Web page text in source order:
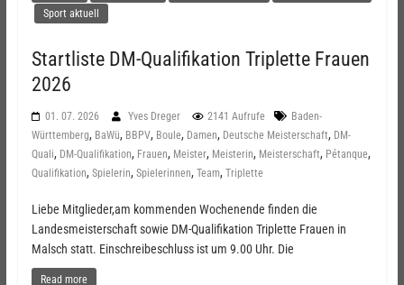
Sport aktuell
Startliste DM-Qualifikation Triplette Frauen
2026
01. 07. 2026 Yves Dreger 2141 Aufrufe
Baden-
Württemberg, BaWü, BBPV, Boule, Damen, Deutsche Meisterschaft, DM-
Quali, DM-Qualifikation, Frauen, Meister, Meisterin, Meisterschaft, Pétanque,
Qualifikation, Spielerin, Spielerinnen, Team, Triplette
Liebe Mitglieder,am kommenden Wochenende finden die
Landesmeisterschaft sowie DM-Qualifikation Triplette Frauen in
Malsch statt. Einschreibeschluss ist um 9.00 Uhr. Die
Read more